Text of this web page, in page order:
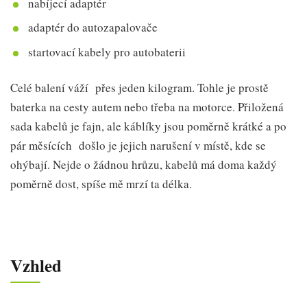
adaptér do autozapalovače
startovací kabely pro autobaterii
Celé balení váží přes jeden kilogram. Tohle je prostě
baterka na cesty autem nebo třeba na motorce. Přiložená
sada kabelů je fajn, ale káblíky jsou poměrně krátké a po
pár měsících došlo je jejich narušení v místě, kde se
ohýbají. Nejde o žádnou hrůzu, kabelů má doma každý
poměrně dost, spíše mě mrzí ta délka.
Vzhled